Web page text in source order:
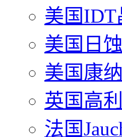
美国IDT
美国日
美国康
英国高
法国